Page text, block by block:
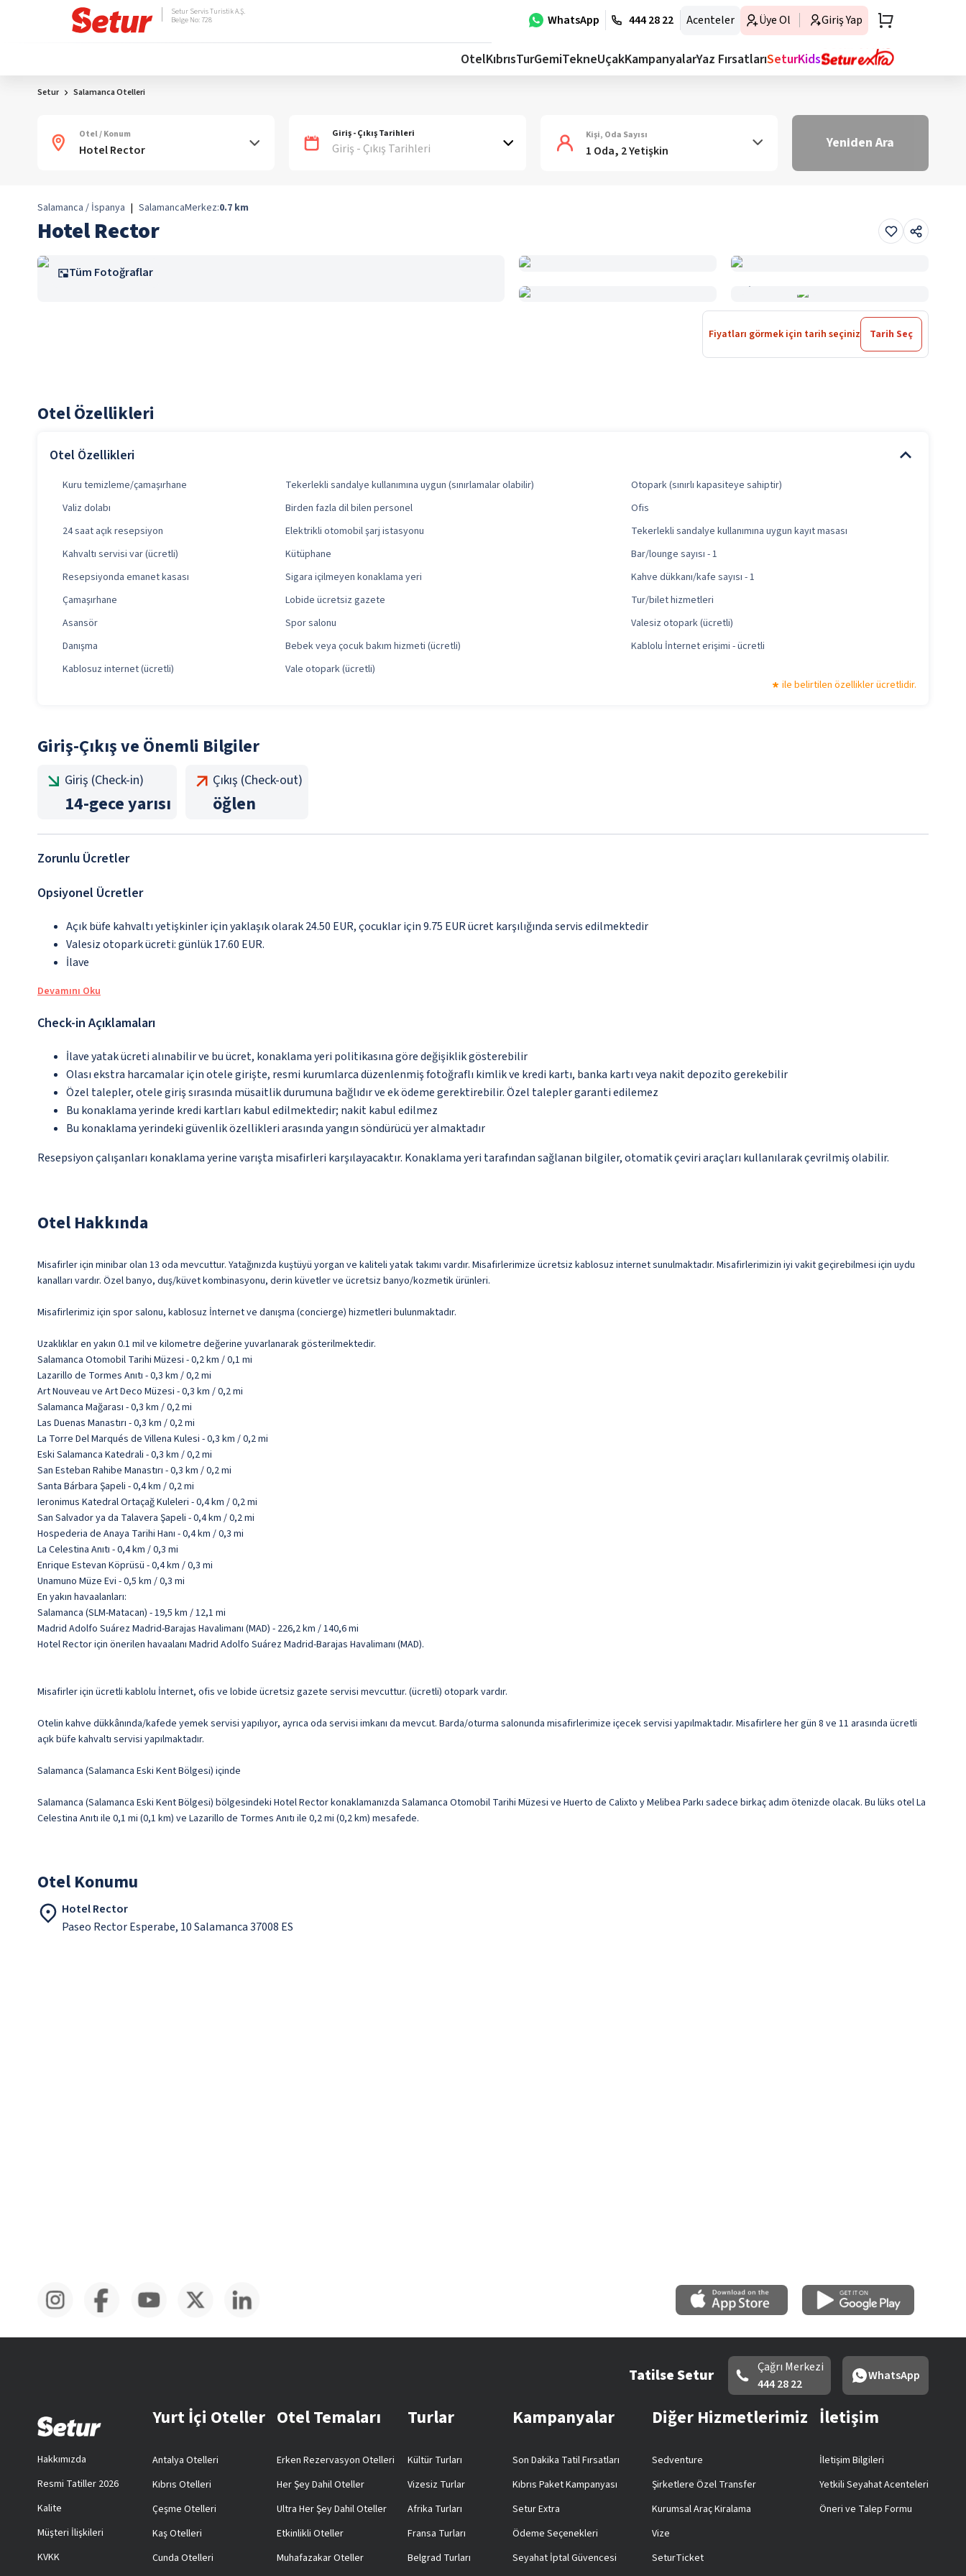
WhatsApp 444 28 22 Acenteler Üye Ol Giriş Yap
Setur Servis Turistik A.Ş.
Belge No: 728
OtelKıbrısTurGemiTekneUçakKampanyalarYaz FırsatlarıSeturKids
Setur Salamanca Otelleri
Otel / Konum Giriş - Çıkış Tarihleri
Giriş - Çıkış Tarihleri
Kişi, Oda Sayısı
1 Oda, 2 Yetişkin Yeniden Ara
Salamanca / İspanya | SalamancaMerkez:0.7 km
Hotel Rector
Tüm Fotoğraflar
Fiyatları görmek için tarih seçiniz Tarih Seç
Otel Özellikleri
Otel Özellikleri
Kuru temizleme/çamaşırhane Tekerlekli sandalye kullanımına uygun (sınırlamalar olabilir)
Otopark (sınırlı kapasiteye sahiptir)
Valiz dolabı
Birden fazla dil bilen personel
Ofis
24 saat açık resepsiyon
Elektrikli otomobil şarj istasyonu
Tekerlekli sandalye kullanımına uygun kayıt masası
Kahvaltı servisi var (ücretli)
Kütüphane
Bar/lounge sayısı - 1
Resepsiyonda emanet kasası
Sigara içilmeyen konaklama yeri
Kahve dükkanı/kafe sayısı - 1
Çamaşırhane
Lobide ücretsiz gazete
Tur/bilet hizmetleri
Asansör
Spor salonu
Valesiz otopark (ücretli)
Danışma
Bebek veya çocuk bakım hizmeti (ücretli)
Kablolu İnternet erişimi - ücretli
Kablosuz internet (ücretli)
Vale otopark (ücretli)
ile belirtilen özellikler ücretlidir.
Giriş-Çıkış ve Önemli Bilgiler
Giriş (Check-in)
14-gece yarısı
Çıkış (Check-out)
öğlen
Zorunlu Ücretler
Opsiyonel Ücretler
Açık büfe kahvaltı yetişkinler için yaklaşık olarak 24.50 EUR, çocuklar için 9.75 EUR ücret karşılığında servis edilmektedir
Valesiz otopark ücreti: günlük 17.60 EUR.
İlave
Devamını Oku
Check-in Açıklamaları
İlave yatak ücreti alınabilir ve bu ücret, konaklama yeri politikasına göre değişiklik gösterebilir
Olası ekstra harcamalar için otele girişte, resmi kurumlarca düzenlenmiş fotoğraflı kimlik ve kredi kartı, banka kartı veya nakit depozito gerekebilir
Özel talepler, otele giriş sırasında müsaitlik durumuna bağlıdır ve ek ödeme gerektirebilir. Özel talepler garanti edilemez
Bu konaklama yerinde kredi kartları kabul edilmektedir; nakit kabul edilmez
Bu konaklama yerindeki güvenlik özellikleri arasında yangın söndürücü yer almaktadır
Resepsiyon çalışanları konaklama yerine varışta misafirleri karşılayacaktır. Konaklama yeri tarafından sağlanan bilgiler, otomatik çeviri araçları kullanılarak çevrilmiş olabilir.
Otel Hakkında
Misafirler için minibar olan 13 oda mevcuttur. Yatağınızda kuştüyü yorgan ve kaliteli yatak takımı vardır. Misafirlerimize ücretsiz kablosuz internet sunulmaktadır. Misafirlerimizin iyi vakit geçirebilmesi için uydu
kanalları vardır. Özel banyo, duş/küvet kombinasyonu, derin küvetler ve ücretsiz banyo/kozmetik ürünleri.
Misafirlerimiz için spor salonu, kablosuz İnternet ve danışma (concierge) hizmetleri bulunmaktadır.
Uzaklıklar en yakın 0.1 mil ve kilometre değerine yuvarlanarak gösterilmektedir.
Salamanca Otomobil Tarihi Müzesi - 0,2 km / 0,1 mi
Lazarillo de Tormes Anıtı - 0,3 km / 0,2 mi
Art Nouveau ve Art Deco Müzesi - 0,3 km / 0,2 mi
Salamanca Mağarası - 0,3 km / 0,2 mi
Las Duenas Manastırı - 0,3 km / 0,2 mi
La Torre Del Marqués de Villena Kulesi - 0,3 km / 0,2 mi
Eski Salamanca Katedrali - 0,3 km / 0,2 mi
San Esteban Rahibe Manastırı - 0,3 km / 0,2 mi
Santa Bárbara Şapeli - 0,4 km / 0,2 mi
Ieronimus Katedral Ortaçağ Kuleleri - 0,4 km / 0,2 mi
San Salvador ya da Talavera Şapeli - 0,4 km / 0,2 mi
Hospederia de Anaya Tarihi Hanı - 0,4 km / 0,3 mi
La Celestina Anıtı - 0,4 km / 0,3 mi
Enrique Estevan Köprüsü - 0,4 km / 0,3 mi
Unamuno Müze Evi - 0,5 km / 0,3 mi
En yakın havaalanları:
Salamanca (SLM-Matacan) - 19,5 km / 12,1 mi
Madrid Adolfo Suárez Madrid-Barajas Havalimanı (MAD) - 226,2 km / 140,6 mi
Hotel Rector için önerilen havaalanı Madrid Adolfo Suárez Madrid-Barajas Havalimanı (MAD).
Misafirler için ücretli kablolu İnternet, ofis ve lobide ücretsiz gazete servisi mevcuttur. (ücretli) otopark vardır.
Otelin kahve dükkânında/kafede yemek servisi yapılıyor, ayrıca oda servisi imkanı da mevcut. Barda/oturma salonunda misafirlerimize içecek servisi yapılmaktadır. Misafirlere her gün 8 ve 11 arasında ücretli
açık büfe kahvaltı servisi yapılmaktadır.
Salamanca (Salamanca Eski Kent Bölgesi) içinde
Salamanca (Salamanca Eski Kent Bölgesi) bölgesindeki Hotel Rector konaklamanızda Salamanca Otomobil Tarihi Müzesi ve Huerto de Calixto y Melibea Parkı sadece birkaç adım ötenizde olacak. Bu lüks otel La
Celestina Anıtı ile 0,1 mi (0,1 km) ve Lazarillo de Tormes Anıtı ile 0,2 mi (0,2 km) mesafede.
Otel Konumu
Hotel Rector
Paseo Rector Esperabe, 10 Salamanca 37008 ES
Tatilse Setur
Çağrı Merkezi
444 28 22
WhatsApp
Hakkımızda
Resmi Tatiller 2026
Kalite
Müşteri İlişkileri
KVKK
Yurt İçi Oteller
Antalya Otelleri
Kıbrıs Otelleri
Çeşme Otelleri
Kaş Otelleri
Cunda Otelleri
Otel Temaları
Erken Rezervasyon Otelleri
Her Şey Dahil Oteller
Ultra Her Şey Dahil Oteller
Etkinlikli Oteller
Muhafazakar Oteller
Turlar
Kültür Turları
Vizesiz Turlar
Afrika Turları
Fransa Turları
Belgrad Turları
Kampanyalar
Son Dakika Tatil Fırsatları
Kıbrıs Paket Kampanyası
Setur Extra
Ödeme Seçenekleri
Seyahat İptal Güvencesi
Diğer Hizmetlerimiz
Sedventure
Şirketlere Özel Transfer
Kurumsal Araç Kiralama
Vize
SeturTicket
İletişim
İletişim Bilgileri
Yetkili Seyahat Acenteleri
Öneri ve Talep Formu